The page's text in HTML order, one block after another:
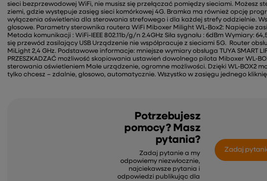
sieci bezprzewodowej WiFi, nie musisz się przełączać pomiędzy sieciami. Możesz
ziemi, gdzie występuje zasięg sieci komórkowej 4G. Bramka ma również opcję
wyłączenia oświetlenia dla sterowania strefowego i dla każdej strefy oddzielnie.
głosowe. Parametry sterownika routera WiFi Miboxer Milight WL-Box2: Napięcie
Metoda komunikacji : WiFi-IEEE 802.11b/g/n 2.4GHz Siła sygnału : 6dBm Wymiary:
się przewód zasilający USB Urządzenie nie współpracuje z sieciami 5G. Router
MiLight 2,4 GHz. Podstawowe informacje: mniejsze wymiary obsługa TUYA SMART
PRZESZKADZAĆ możliwość skopiowania ustawień dowolnego pilota Miboxer WL-
sterowania oświetleniem Małe urządzenie, ogromne możliwości. Dzięki WL-BOX2
tylko chcesz – zdalnie, głosowo, automatycznie. Wszystko w zasięgu jednego
Potrzebujesz
pomocy? Masz
pytania?
Zadaj pytanie a my
odpowiemy niezwłocznie,
najciekawsze pytania i
odpowiedzi publikując dla
Zadaj